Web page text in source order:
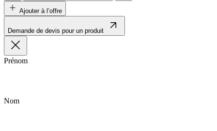
Ajouter à l’offre
Demande de devis pour un produit
Prénom
Nom